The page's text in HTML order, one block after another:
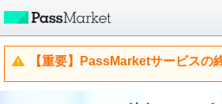
【重要】PassMarketサービスの